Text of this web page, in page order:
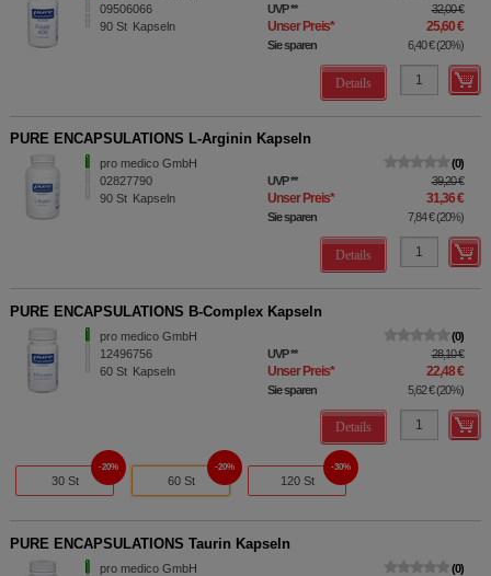
09506066
90 St Kapseln
UVP** 32,00 €
Unser Preis* 25,60 €
Sie sparen 6,40 €(20%)
Details
PURE ENCAPSULATIONS L-Arginin Kapseln
pro medico GmbH
02827790
90 St Kapseln
0
UVP** 39,20 €
Unser Preis* 31,36 €
Sie sparen 7,84 €(20%)
Details
PURE ENCAPSULATIONS B-Complex Kapseln
pro medico GmbH
12496756
60 St Kapseln
0
UVP** 28,10 €
Unser Preis* 22,48 €
Sie sparen 5,62 €(20%)
Details
30 St
20%
60 St
20%
120 St
30%
PURE ENCAPSULATIONS Taurin Kapseln
pro medico GmbH
0